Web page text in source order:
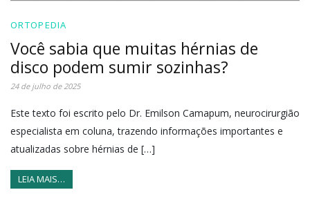
ORTOPEDIA
Você sabia que muitas hérnias de
disco podem sumir sozinhas?
24 de julho de 2025
Este texto foi escrito pelo Dr. Emilson Camapum, neurocirurgião
especialista em coluna, trazendo informações importantes e
atualizadas sobre hérnias de […]
LEIA MAIS…